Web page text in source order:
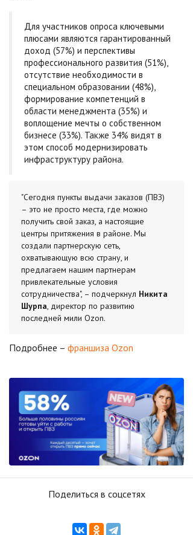
Для участников опроса ключевыми
плюсами являются гарантированный
доход (57%) и перспективы
профессионального развития (51%),
отсутствие необходимости в
специальном образовании (48%),
формирование компетенций в
области менеджмента (35%) и
воплощение мечты о собственном
бизнесе (33%). Также 34% видят в
этом способ модернизировать
инфраструктуру района.
"Сегодня пункты выдачи заказов (ПВЗ)
– это не просто места, где можно
получить свой заказ, а настоящие
центры притяжения в районе. Мы
создали партнерскую сеть,
охватывающую всю страну, и
предлагаем нашим партнерам
привлекательные условия
сотрудничества", – подчеркнул Никита
Шурпа, директор по развитию
последней мили Ozon.
Подробнее – франшиза Ozon
Поделиться в соцсетях